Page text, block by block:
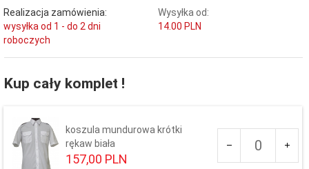
Realizacja zamówienia:
wysyłka od 1 - do 2 dni
roboczych
Wysyłka od:
14.00 PLN
Kup cały komplet !
koszula mundurowa krótki
rękaw biała
157,00 PLN
dla
produktu